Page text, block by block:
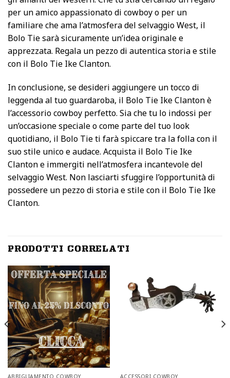
per un amico appassionato di cowboy o per un
familiare che ama l’atmosfera del selvaggio West, il
Bolo Tie sarà sicuramente un’idea originale e
apprezzata. Regala un pezzo di autentica storia e stile
con il Bolo Tie Ike Clanton.
In conclusione, se desideri aggiungere un tocco di
leggenda al tuo guardaroba, il Bolo Tie Ike Clanton è
l’accessorio cowboy perfetto. Sia che tu lo indossi per
un’occasione speciale o come parte del tuo look
quotidiano, il Bolo Tie ti farà spiccare tra la folla con il
suo stile unico e audace. Acquista il Bolo Tie Ike
Clanton e immergiti nell’atmosfera incantevole del
selvaggio West. Non lasciarti sfuggire l’opportunità di
possedere un pezzo di storia e stile con il Bolo Tie Ike
Clanton.
PRODOTTI CORRELATI
ABBIGLIAMENTO COWBOY ACCESSORI COWBOY